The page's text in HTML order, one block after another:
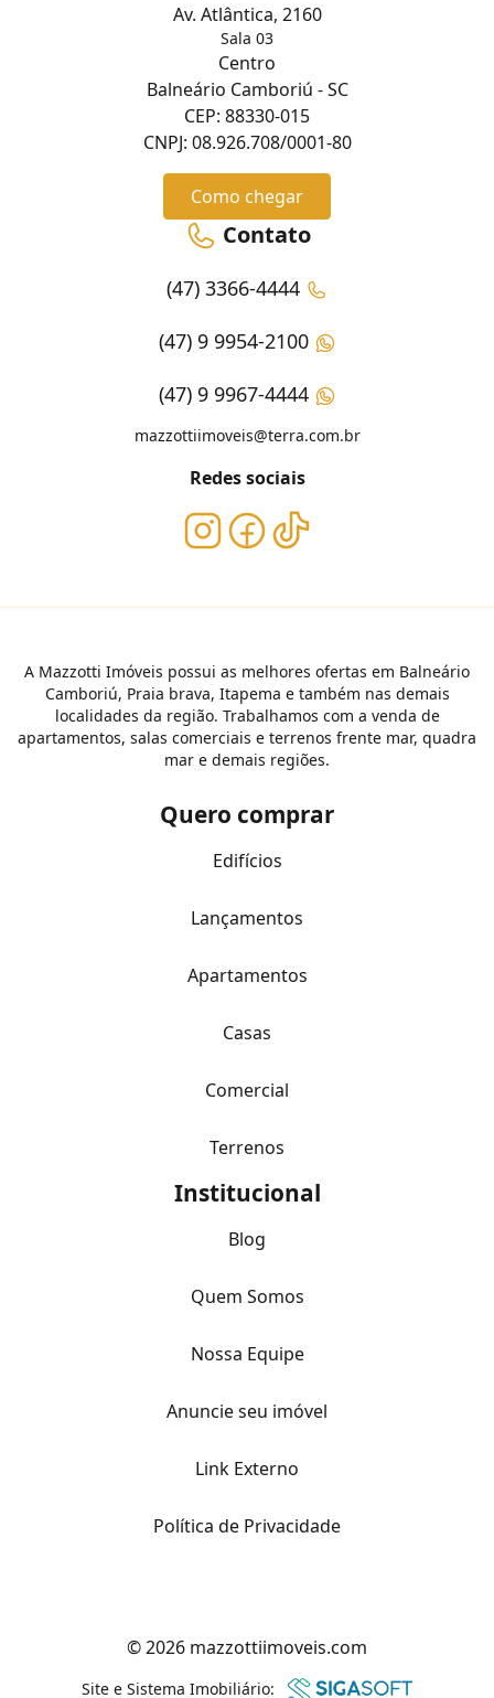
Av. Atlântica, 2160
Sala 03
Centro
Balneário Camboriú - SC
CEP: 88330-015
CNPJ: 08.926.708/0001-80
Como chegar
Contato
(47) 3366-4444
(47) 9 9954-2100
(47) 9 9967-4444
mazzottiimoveis@terra.com.br
Redes sociais
A Mazzotti Imóveis possui as melhores ofertas em Balneário
Camboriú, Praia brava, Itapema e também nas demais
localidades da região. Trabalhamos com a venda de
apartamentos, salas comerciais e terrenos frente mar, quadra
mar e demais regiões.
Quero comprar
Edifícios
Lançamentos
Apartamentos
Casas
Comercial
Terrenos
Institucional
Blog
Quem Somos
Nossa Equipe
Anuncie seu imóvel
Link Externo
Política de Privacidade
© 2026 mazzottiimoveis.com
Site e Sistema Imobiliário: